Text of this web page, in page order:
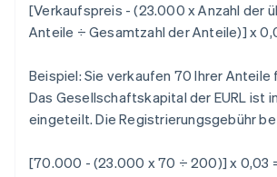
[Verkaufspreis - (23.000 x Anzahl der
Anteile ÷ Gesamtzahl der Anteile)] x
Beispiel: Sie verkaufen 70 Ihrer
Das Gesellschaftskapital der EURL ist
eingeteilt. Die Registrierungsgebühr
[70.000 - (23.000 x 70 ÷ 200)] x 0,03